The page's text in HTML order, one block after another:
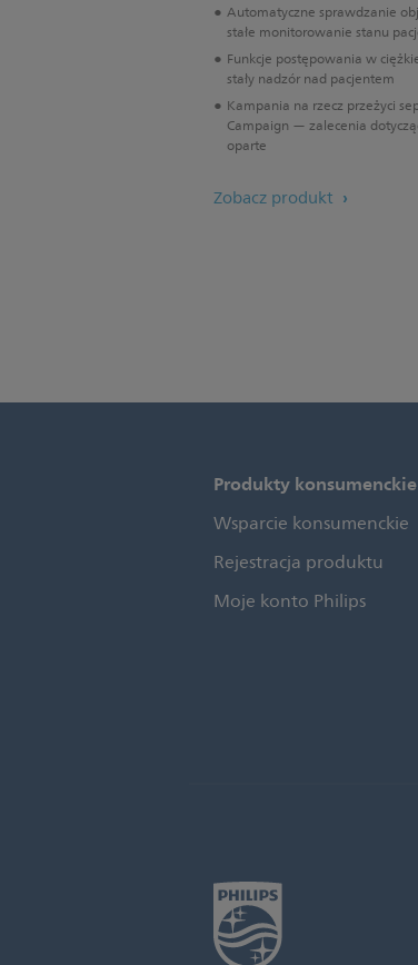
Automatyczne sprawdzanie
stałe monitorowanie stanu
Funkcje postępowania w
stały nadzór nad pacjentem
Kampania na rzecz przeżyci
Campaign — zalecenia
oparte
Zobacz produkt
Produkty konsumenckie
Wsparcie konsumenckie
Rejestracja produktu
Moje konto Philips